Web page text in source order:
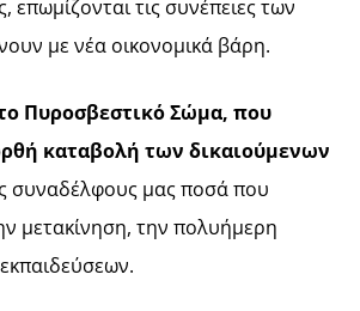
τις συνέπειες των
με νέα οικονομικά βάρη.
Πυροσβεστικό Σώμα, που
καταβολή των δικαιούμενων
συναδέλφους μας ποσά που
μετακίνηση, την πολυήμερη